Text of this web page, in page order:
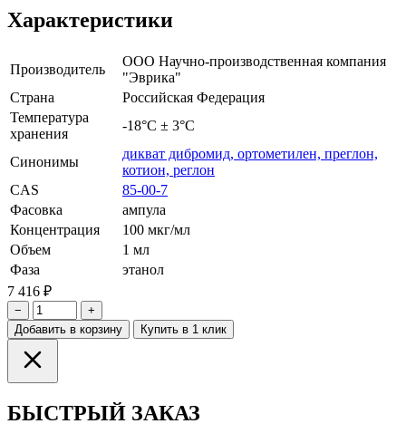
Характеристики
Производитель
ООО Научно-производственная компания
"Эврика"
Страна
Российская Федерация
Температура
хранения
-18°С ± 3°С
Синонимы
дикват дибромид, ортометилен, преглон,
котион, реглон
CAS
85-00-7
Фасовка
ампула
Концентрация
100 мкг/мл
Объем
1 мл
Фаза
этанол
7 416 ₽
−
+
Добавить в корзину
Купить в 1 клик
БЫСТРЫЙ ЗАКАЗ